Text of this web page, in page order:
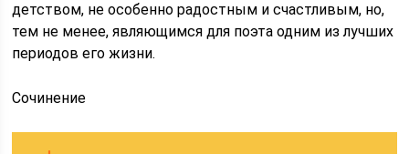
детством, не особенно радостным и счастливым, но,
тем не менее, являющимся для поэта одним из лучших
периодов его жизни.
Сочинение